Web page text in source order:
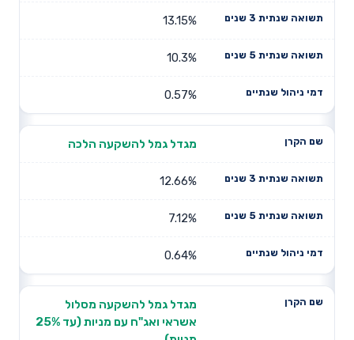
13.15%
10.3%
0.57%
מגדל גמל להשקעה הלכה
12.66%
7.12%
0.64%
מגדל גמל להשקעה מסלול
אשראי ואג"ח עם מניות (עד 25%